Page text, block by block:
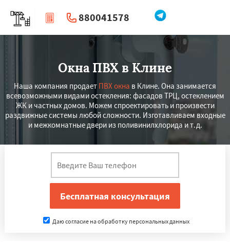
880041578
| Перезвоните мне
Окна ПВХ в Клине
Наша компания продает ПВХ окна в Клине. Она занимается
всевозможными видами остекления: фасадов ТРЦ, остеклением
ЖК и частных домов. Можем спроектировать и произвести
раздвижные системы любой сложности. Изготавливаем входные
и межкомнатные двери из поливинилхлорида и т.д.
Даю согласие на обработку персональных данных